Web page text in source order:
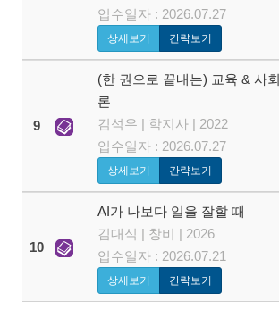
입수일자 : 2026.07.27
상세보기 간략보기
9
(한 권으로 끝내는) 교육 & 사
론
김석우 | 학지사 | 2022
입수일자 : 2026.07.27
상세보기 간략보기
10
AI가 나보다 일을 잘할 때
김대식 | 창비 | 2026
입수일자 : 2026.07.21
상세보기 간략보기